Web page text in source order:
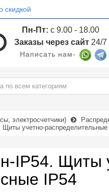
скидкой
Пн-Пт: с 9.00 - 18.00
Заказы через сайт 24/7
Написать нам-
электросчетчики)
учетно-
IP54. Щиты
IP54